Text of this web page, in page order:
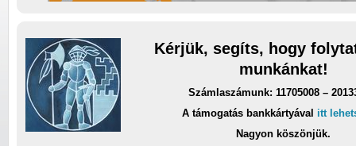
Kérjük, segíts, hogy
munkánkat!
Számlaszámunk: 11705008 –
A támogatás bankkártyával itt
Nagyon köszönjük.